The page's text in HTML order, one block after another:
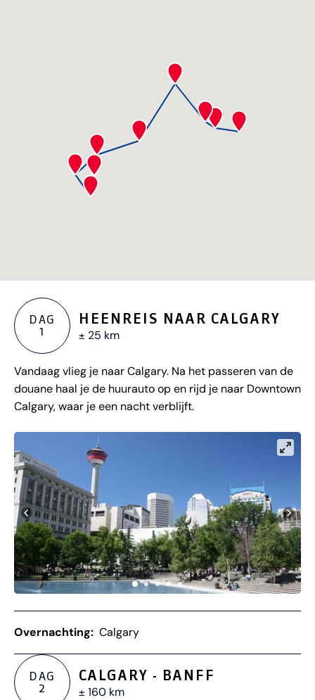
DAG
1
HEENREIS NAAR CALGARY
± 25 km
Vandaag vlieg je naar Calgary. Na het passeren van de
douane haal je de huurauto op en rijd je naar Downtown
Calgary, waar je een nacht verblijft.
Overnachting: Calgary
DAG
2
CALGARY - BANFF
± 160 km